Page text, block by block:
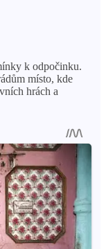
k odpočinku.
místo, kde
hrách a